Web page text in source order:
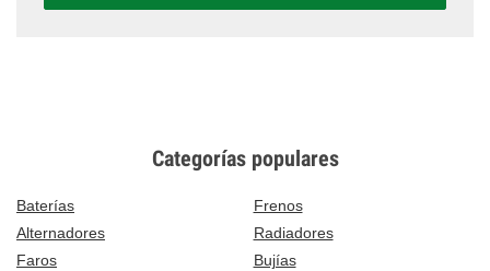
Categorías populares
Baterías
Frenos
Alternadores
Radiadores
Faros
Bujías